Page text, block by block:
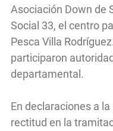
Asociación Down de
Social 33, el centro
Pesca Villa
participaron
departamental.
En declaraciones a
rectitud en la